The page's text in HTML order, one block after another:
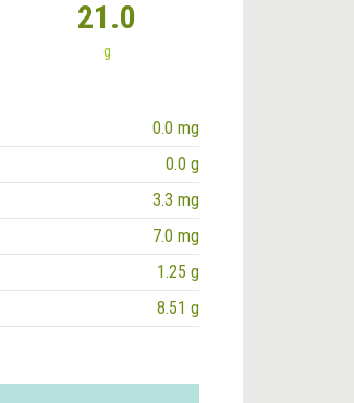
21.0
g
0.0 mg
0.0 g
3.3 mg
7.0 mg
1.25 g
8.51 g